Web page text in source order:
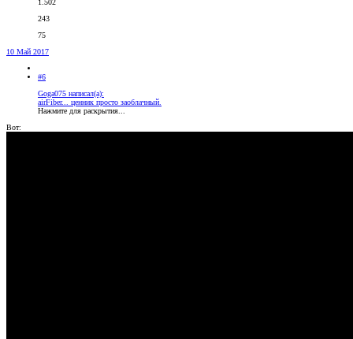
243
75
10 Май 2017
#6
Goga075 написал(а):
airFiber... ценник просто заоблачный.
Нажмите для раскрытия...
Вот: